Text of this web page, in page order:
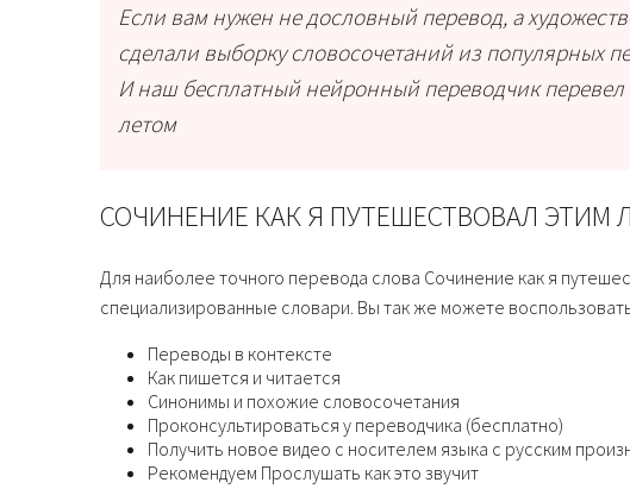
Если вам нужен не дословный перевод, а
сделали выборку словосочетаний из популярных
И наш бесплатный нейронный переводчик
летом
СОЧИНЕНИЕ КАК Я ПУТЕШЕСТВОВАЛ ЭТИМ
Для наиболее точного перевода слова Сочинение как я
специализированные словари. Вы так же можете
Переводы в контексте
Как пишется и читается
Синонимы и похожие словосочетания
Проконсультироваться у переводчика (бесплатно)
Получить новое видео с носителем языка с русским
Рекомендуем Прослушать как это звучит